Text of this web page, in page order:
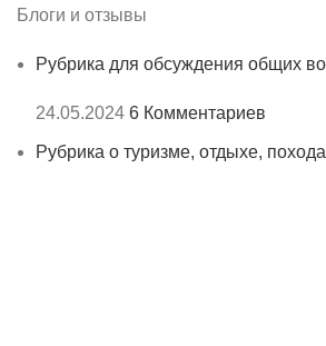
Блоги и отзывы
Рубрика для обсуждения общих
24.05.2024 6 Комментариев
Рубрика о туризме, отдыхе,